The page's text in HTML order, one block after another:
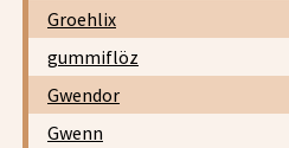
Groehlix
gummiflöz
Gwendor
Gwenn